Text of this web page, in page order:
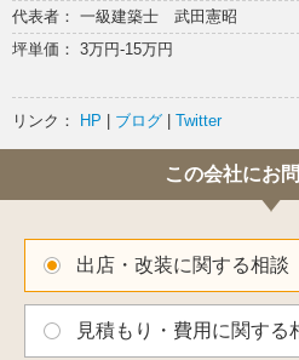
設計監理：株式会社PROCESS5 DESIGN
写真撮影：Stirling Elmendorf
計画場所：和歌山県田辺市たきない町1-
代表者： 一級建築士 武田憲昭
坪単価： 3万円-15万円
リンク： HP | ブログ | Twitter
この会社にお
出店・改装に関する相談
見積もり・費用に関する